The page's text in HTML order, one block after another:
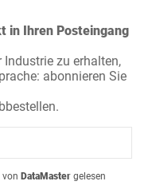
in Ihren Posteingang
zu erhalten,
abonnieren Sie
von DataMaster gelesen